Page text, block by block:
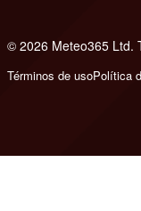
© 2026 Meteo365 Ltd.
Términos de usoPolítica